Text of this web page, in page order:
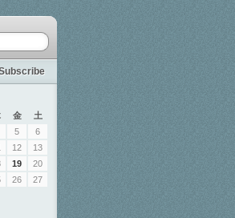
金
土
5
6
12
13
19
20
26
27